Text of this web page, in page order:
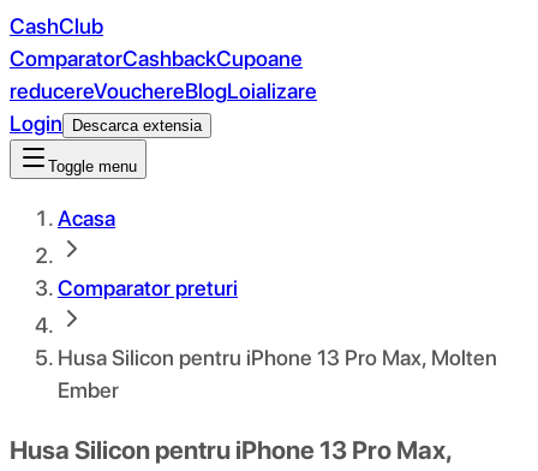
CashClub
ComparatorCashbackCupoane
reducereVouchereBlogLoializare
Login
Descarca extensia
Toggle menu
Acasa
Comparator preturi
Husa Silicon pentru iPhone 13 Pro Max, Molten
Ember
Husa Silicon pentru iPhone 13 Pro Max,